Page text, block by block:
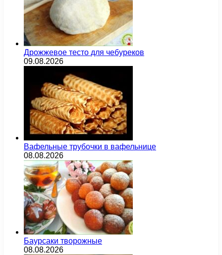
Дрожжевое тесто для чебуреков
09.08.2026
Вафельные трубочки в вафельнице
08.08.2026
Баурсаки творожные
08.08.2026